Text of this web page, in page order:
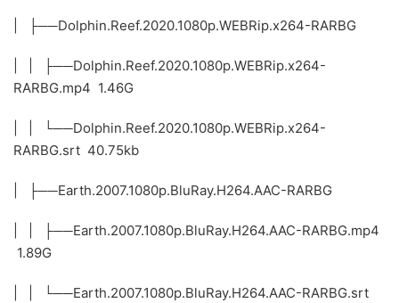
| ├──Dolphin.Reef.2020.1080p.WEBRip.x264-RARBG
| | ├──Dolphin.Reef.2020.1080p.WEBRip.x264-
RARBG.mp4 1.46G
| | └──Dolphin.Reef.2020.1080p.WEBRip.x264-
RARBG.srt 40.75kb
| ├──Earth.2007.1080p.BluRay.H264.AAC-RARBG
| | ├──Earth.2007.1080p.BluRay.H264.AAC-RARBG.mp4
1.89G
| | └──Earth.2007.1080p.BluRay.H264.AAC-RARBG.srt